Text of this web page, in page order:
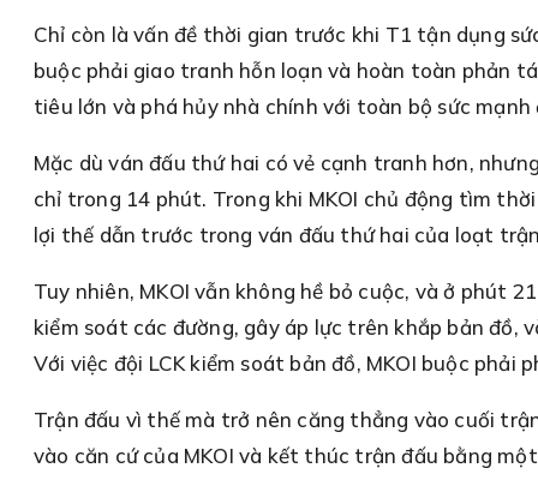
Chỉ còn là vấn đề thời gian trước khi T1 tận dụng
buộc phải giao tranh hỗn loạn và hoàn toàn phản
tiêu lớn và phá hủy nhà chính với toàn bộ sức
Mặc dù ván đấu thứ hai có vẻ cạnh tranh hơn,
chỉ trong 14 phút. Trong khi MKOI chủ động tìm
lợi thế dẫn trước trong ván đấu thứ hai của loạt
Tuy nhiên, MKOI vẫn không hề bỏ cuộc, và ở phút
kiểm soát các đường, gây áp lực trên khắp bản đồ,
Với việc đội LCK kiểm soát bản đồ, MKOI buộc phải
Trận đấu vì thế mà trở nên căng thẳng vào cuối
vào căn cứ của MKOI và kết thúc trận đấu bằng